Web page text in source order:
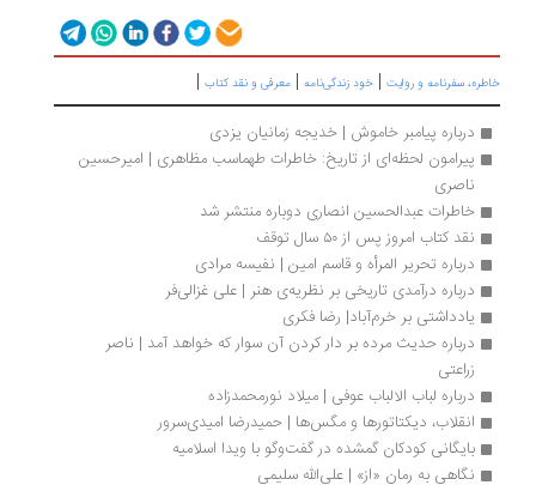
سفرنامه‌ و روایت|خود زندگی‌نامه|معرفی و نقد کتاب|
درباره پیامبر خاموش | خدیجه زمانیان یزدی
پیرامون لحظه‌ای از تاریخ: خاطرات طهماسب مظاهری | امیرحسین
خاطرات عبدالحسین انصاری دوباره منتشر شد
نقد کتاب امروز پس از ۵۰ سال توقف
درباره تحریر المرأه و قاسم امین | نفیسه مرادی
درباره درآمدی تاریخی بر نظریه‌ی هنر | علی غزالی‌فر
یادداشتی بر خرم‌آباد| رضا فکری
درباره حدیث مرده بر دار کردن آن سوار که خواهد آمد | ناصر
درباره لباب الالباب عوفی | میلاد نورمحمدزاده
انقلاب، دیکتاتورها و مگس‌ها | حمیدرضا امیدی‌سرور
بایگانی کودکان گمشده در گفت‌وگو با ویدا اسلامیه
نگاهی به رمان «از» | علی‌الله سلیمی